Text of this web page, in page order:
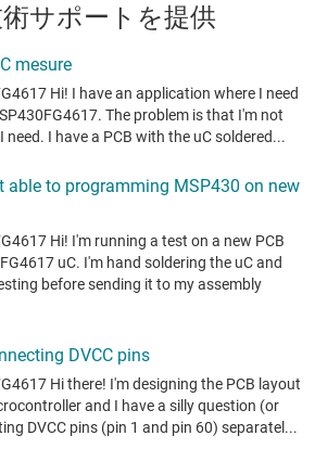
サポートを提供